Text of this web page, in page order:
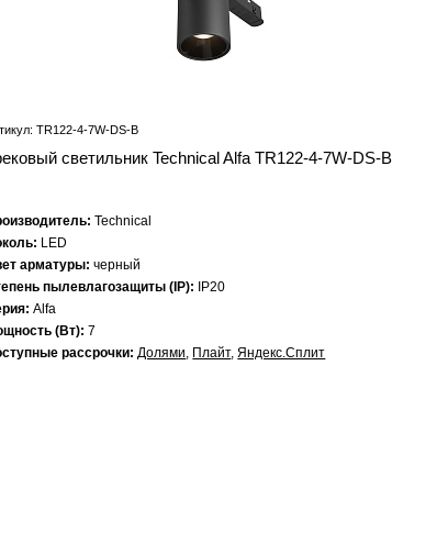
TR122-4-7W-DS-B
светильник Technical Alfa TR122-4-7W-DS-B
Technical
LED
арматуры:черный
пылевлагозащиты (IP):
IP20
Alfa
(Вт):7
рассрочки:Долями, Плайт,Яндекс.Сплит